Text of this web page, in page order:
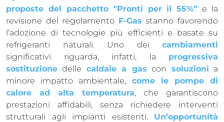
proposte del pacchetto "Pronti per il 55%” e la
revisione del regolamento F-Gas stanno favorendo
l’adozione di tecnologie più efficienti e basate su
refrigeranti naturali. Uno dei cambiamenti
significativi riguarda, infatti, la progressiva
sostituzione delle caldaie a gas con soluzioni a
minore impatto ambientale, come le pompe di
calore ad alta temperatura, che garantiscono
prestazioni affidabili, senza richiedere interventi
strutturali agli impianti esistenti. Un’opportunità